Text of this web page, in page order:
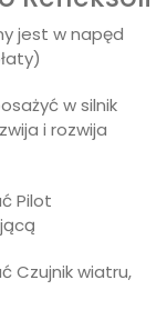
jest w napęd
w silnik
i rozwija
Pilot
Czujnik wiatru,